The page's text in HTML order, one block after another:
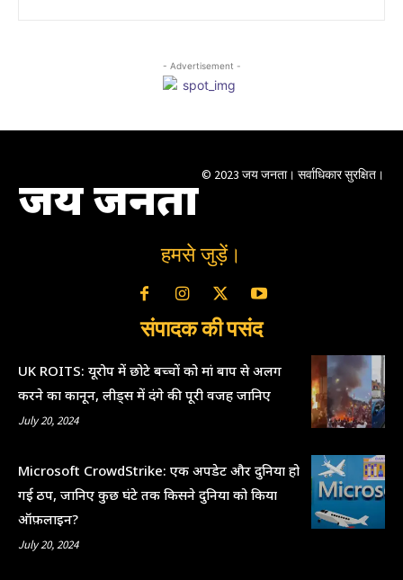
- Advertisement -
जय जनता © 2023 जय जनता। सर्वाधिकार सुरक्षित।
हमसे जुड़ें।
संपादक की पसंद
UK ROITS: यूरोप में छोटे बच्चों को मां बाप से अलग
करने का कानून, लीड्स में दंगे की पूरी वजह जानिए
July 20, 2024
Microsoft CrowdStrike: एक अपडेट और दुनिया हो
गई ठप, जानिए कुछ घंटे तक किसने दुनिया को किया
ऑफ़लाइन?
July 20, 2024